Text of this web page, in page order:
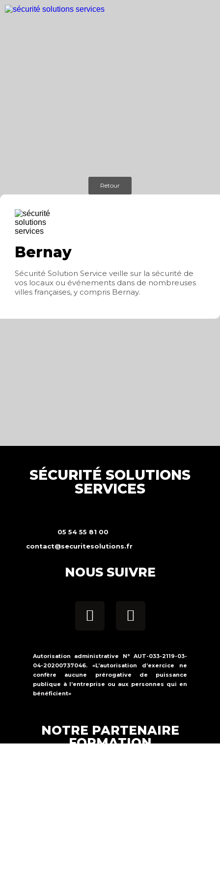
Retour
Bernay
Sécurité Solution Service veille sur la sécurité de
vos locaux ou événements dans de nombreuses
villes françaises, y compris Bernay.
SÉCURITÉ SOLUTIONS
SERVICES
05 54 55 81 00
contact@securitesolutions.fr
NOUS SUIVRE
Autorisation administrative N° AUT-033-2119-03-
04-20200737046. «L’autorisation d’exercice ne
confère aucune prérogative de puissance
publique à l’entreprise ou aux personnes qui en
bénéficient»
NOTRE PARTENAIRE
FORMATION